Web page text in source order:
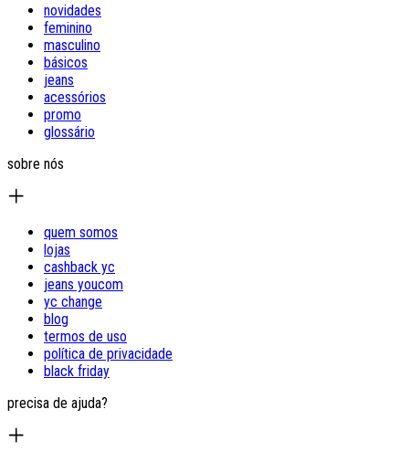
novidades
feminino
masculino
básicos
jeans
acessórios
promo
glossário
sobre nós
quem somos
lojas
cashback yc
jeans youcom
yc change
blog
termos de uso
política de privacidade
black friday
precisa de ajuda?